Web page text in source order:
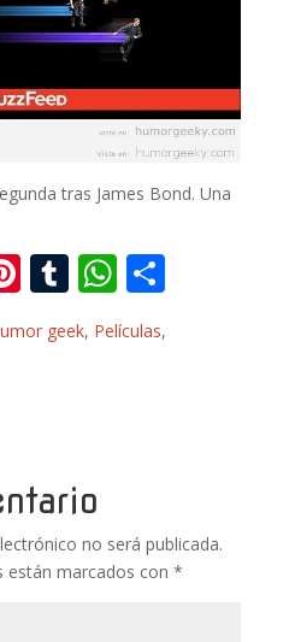
tras James Bond. Una
Pi
er
T
u
m
W
h
at
geek, Películas,
no será publicada.
están marcados con *